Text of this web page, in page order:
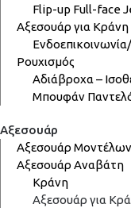
Flip-up Full-face
Αξεσουάρ για Κράνη
Ρουχισμός
Αδιάβροχα –
Μπουφάν
Αξεσουάρ
Αξεσουάρ Μοντέλων
Αξεσουάρ Αναβάτη
Κράνη
Αξεσουάρ για